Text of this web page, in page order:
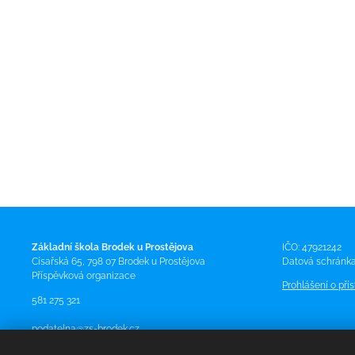
Základní škola Brodek u Prostějova
Císařská 65, 798 07 Brodek u Prostějova
Příspěvková organizace
581 275 321
podatelna@zs-brodek.cz
IČO: 47921242
Datová
Prohlášení o